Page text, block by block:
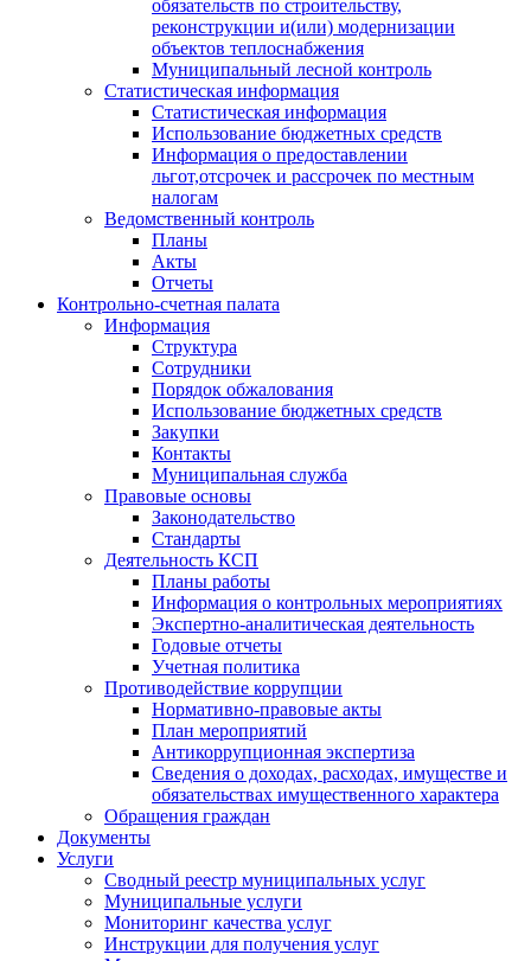
обязательств по строительству,
реконструкции и(или) модернизации
объектов теплоснабжения
Муниципальный лесной контроль
Статистическая информация
Статистическая информация
Использование бюджетных средств
Информация о предоставлении
льгот,отсрочек и рассрочек по местным
налогам
Ведомственный контроль
Планы
Акты
Отчеты
Контрольно-счетная палата
Информация
Структура
Сотрудники
Порядок обжалования
Использование бюджетных средств
Закупки
Контакты
Муниципальная служба
Правовые основы
Законодательство
Стандарты
Деятельность КСП
Планы работы
Информация о контрольных мероприятиях
Экспертно-аналитическая деятельность
Годовые отчеты
Учетная политика
Противодействие коррупции
Нормативно-правовые акты
План мероприятий
Антикоррупционная экспертиза
Сведения о доходах, расходах, имуществе и
обязательствах имущественного характера
Обращения граждан
Документы
Услуги
Сводный реестр муниципальных услуг
Муниципальные услуги
Мониторинг качества услуг
Инструкции для получения услуг